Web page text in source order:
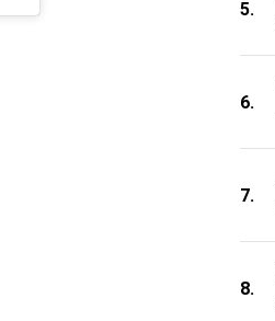
5.
6.
7.
8.